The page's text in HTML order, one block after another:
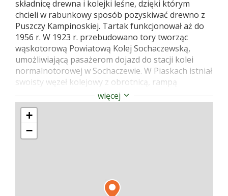
składnicę drewna i kolejki leśne, dzięki którym
chcieli w rabunkowy sposób pozyskiwać drewno z
Puszczy Kampinoskiej. Tartak funkcjonował aż do
1956 r. W 1923 r. przebudowano tory tworząc
wąskotorową Powiatową Kolej Sochaczewską,
umożliwiającą pasażerom dojazd do stacji kolei
normalnotorowej w Sochaczewie. W Piaskach istniał
swoisty węzeł kolejowy z obrotnicą, rampą
przeładunkową, studnią z wodą do parowozów i
budynkiem stacyjnym. Do dziś można jeszcze
odnaleźć ślady tej infrastruktury.
W czasie II wojny światowej Niemcy ponownie
rozpoczęli rabunkową eksploatację puszczy. Pod
materiał do budowy przeprawy mostowej przez
Wisłę służącą do przerzucania wojsk wobec
więcej
+
−